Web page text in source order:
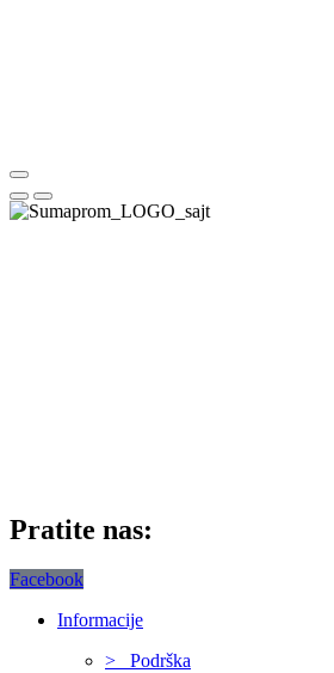
Pratite nas:
Facebook
Informacije
> Podrška